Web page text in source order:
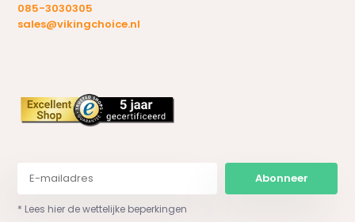
085-3030305
sales@vikingchoice.nl
Abonneer
* Lees hier de wettelijke beperkingen